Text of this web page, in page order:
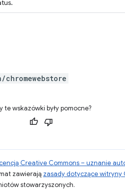
te wskazówki były pomocne?
Creative Commons – uznanie
zawierają zasady dotyczące witryny
stowarzyszonych.